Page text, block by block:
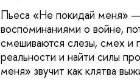
Пьеса «Не покидай меня»
воспоминаниями о войне,
смешиваются слезы, смех и
реальности и найти силы
меня» звучит как клятва